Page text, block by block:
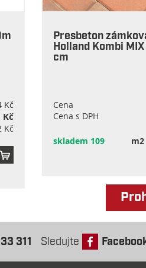
Kč
Kč
Kč
Presbeton
Holland Kombi
cm
Cena
Cena s DPH
skladem 109 m2
311 Sledujte